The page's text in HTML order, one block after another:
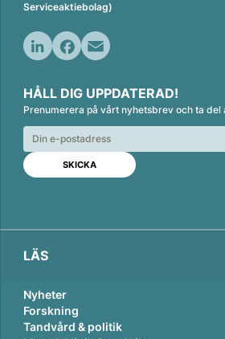
Serviceaktiebolag)
n
k
e
d
n
c
e
b
o
o
k
a
i
l
HÅLL DIG UPPDATERAD!
Prenumerera på vårt nyhetsbrev och ta
LÄS
Nyheter
Forskning
Tandvård & politik